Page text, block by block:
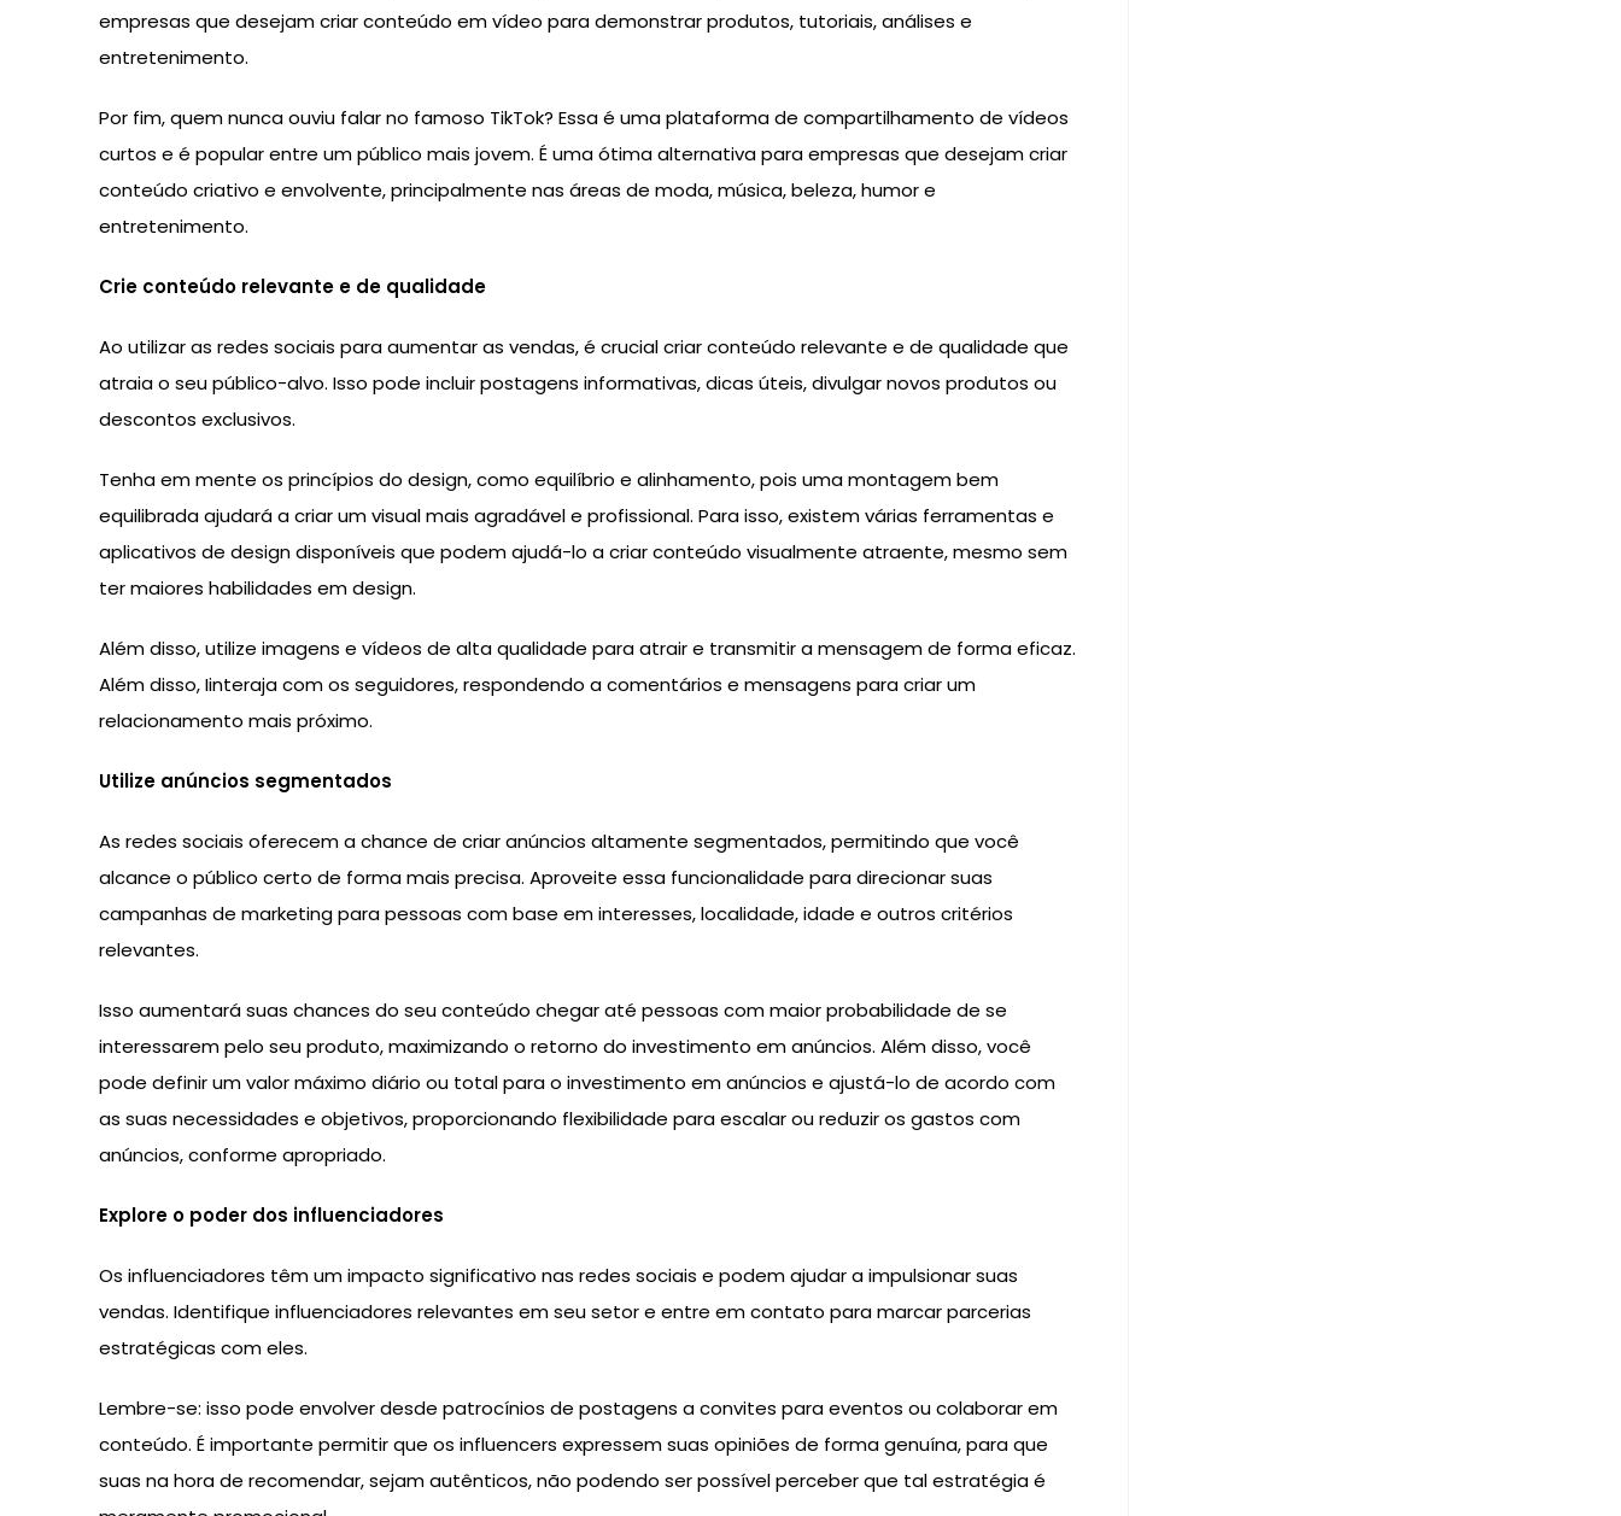
empresas que desejam criar conteúdo em vídeo para demonstrar produtos, tutoriais, análises e
entretenimento.
Por fim, quem nunca ouviu falar no famoso TikTok? Essa é uma plataforma de compartilhamento de vídeos
curtos e é popular entre um público mais jovem. É uma ótima alternativa para empresas que desejam criar
conteúdo criativo e envolvente, principalmente nas áreas de moda, música, beleza, humor e
entretenimento.
Crie conteúdo relevante e de qualidade
Ao utilizar as redes sociais para aumentar as vendas, é crucial criar conteúdo relevante e de qualidade que
atraia o seu público-alvo. Isso pode incluir postagens informativas, dicas úteis, divulgar novos produtos ou
descontos exclusivos.
Tenha em mente os princípios do design, como equilíbrio e alinhamento, pois uma montagem bem
equilibrada ajudará a criar um visual mais agradável e profissional. Para isso, existem várias ferramentas e
aplicativos de design disponíveis que podem ajudá-lo a criar conteúdo visualmente atraente, mesmo sem
ter maiores habilidades em design.
Além disso, utilize imagens e vídeos de alta qualidade para atrair e transmitir a mensagem de forma eficaz.
Além disso, Iinteraja com os seguidores, respondendo a comentários e mensagens para criar um
relacionamento mais próximo.
Utilize anúncios segmentados
As redes sociais oferecem a chance de criar anúncios altamente segmentados, permitindo que você
alcance o público certo de forma mais precisa. Aproveite essa funcionalidade para direcionar suas
campanhas de marketing para pessoas com base em interesses, localidade, idade e outros critérios
relevantes.
Isso aumentará suas chances do seu conteúdo chegar até pessoas com maior probabilidade de se
interessarem pelo seu produto, maximizando o retorno do investimento em anúncios. Além disso, você
pode definir um valor máximo diário ou total para o investimento em anúncios e ajustá-lo de acordo com
as suas necessidades e objetivos, proporcionando flexibilidade para escalar ou reduzir os gastos com
anúncios, conforme apropriado.
Explore o poder dos influenciadores
Os influenciadores têm um impacto significativo nas redes sociais e podem ajudar a impulsionar suas
vendas. Identifique influenciadores relevantes em seu setor e entre em contato para marcar parcerias
estratégicas com eles.
Lembre-se: isso pode envolver desde patrocínios de postagens a convites para eventos ou colaborar em
conteúdo. É importante permitir que os influencers expressem suas opiniões de forma genuína, para que
suas na hora de recomendar, sejam autênticos, não podendo ser possível perceber que tal estratégia é